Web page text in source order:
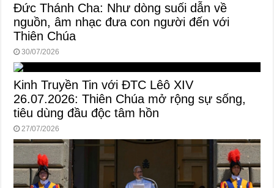
Đức Thánh Cha: Như dòng suối dẫn về
nguồn, âm nhạc đưa con người đến với
Thiên Chúa
30/07/2026
Kinh Truyền Tin với ĐTC Lêô XIV
26.07.2026: Thiên Chúa mở rộng sự sống,
tiêu dùng đầu độc tâm hồn
27/07/2026